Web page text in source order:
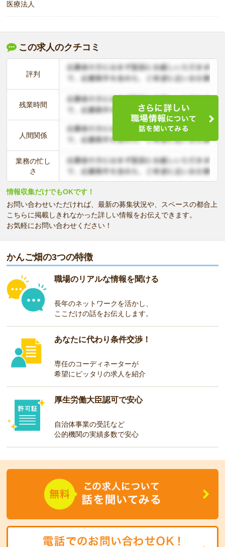
医療法人
この求人のクチコミ
評判
残業時間
人間関係
業務の忙し
さ
情報収集だけでもOKです！
お問い合わせいただければ、最新の募集状況や、スペースの都合上
こちらに掲載しきれなかった詳しい情報をお伝えできます。
お気軽にお問い合わせください！
かんご畑の3つの特徴
職場のリアルな情報を聞ける
長年のネットワークを活かし、
ここだけの話をお伝えします。
あなたに代わり条件交渉！
専任のコーディネーターが
希望にピッタリの求人を紹介
厚生労働大臣認可で安心
自治体事業の受託など
公的機関の実績多数で安心